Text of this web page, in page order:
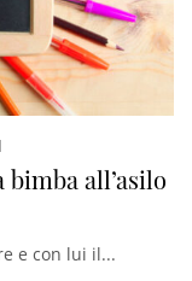
all’asilo
e con lui il...